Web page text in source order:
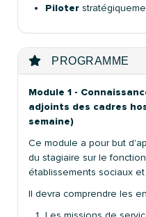
Piloter
PROGRAMME
Module 1 -
adjoints des cadres
semaine)
Ce module a pour but
du stagiaire sur le
établissements sociaux
Il devra comprendre les